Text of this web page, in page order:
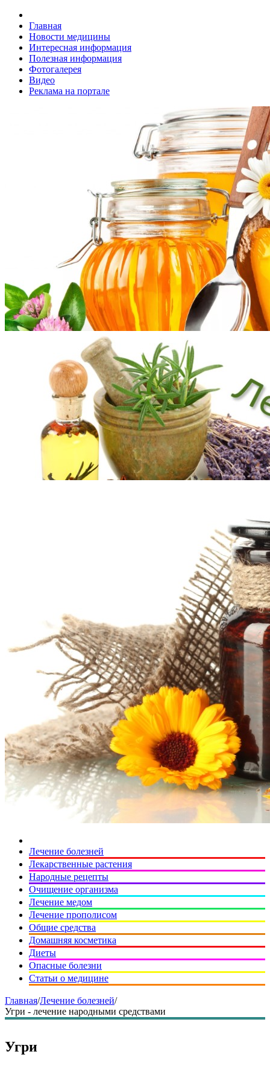
Главная
Новости медицины
Интересная информация
Полезная информация
Фотогалерея
Видео
Реклама на портале
Лечение болезней
Лекарственные растения
Народные рецепты
Очищение организма
Лечение медом
Лечение прополисом
Общие средства
Домашняя косметика
Диеты
Опасные болезни
Статьи о медицине
Главная/Лечение болезней/
Угри - лечение народными средствами
Угри